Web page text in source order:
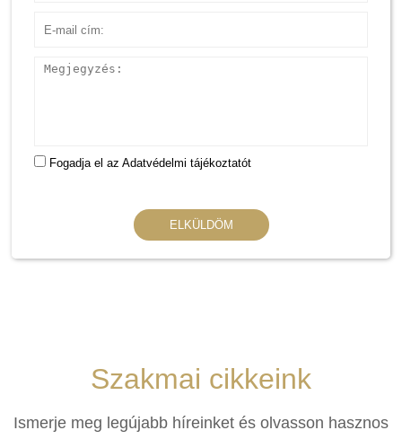
Megjegyzés
Fogadja el az Adatvédelmi tájékoztatót
ELKÜLDÖM
Szakmai cikkeink
Ismerje meg legújabb híreinket és olvasson hasznos